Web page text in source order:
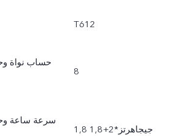
T612
حساب نواة
8
سرعة ساعة
1,8 جيجاهرتز*2+1,8